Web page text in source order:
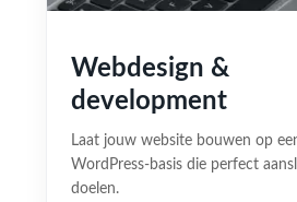
Webdesign &
development
Laat jouw website bouwen op
WordPress-basis die perfect
doelen.